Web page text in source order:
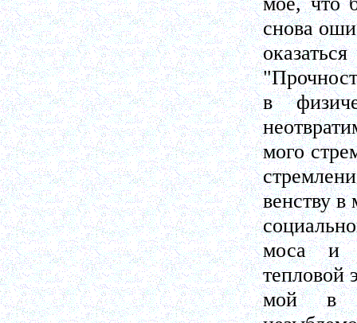
снова
в
мого
венству
моса и
тепловой
мой в